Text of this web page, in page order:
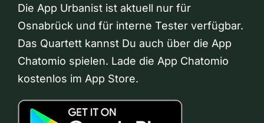
Die App Urbanist ist aktuell nur für
Osnabrück und für interne Tester verfügbar.
Das Quartett kannst Du auch über die App
Chatomio spielen. Lade die App Chatomio
kostenlos im App Store.